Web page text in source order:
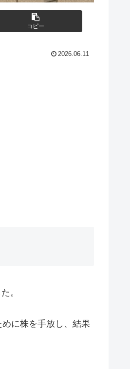
コピー
2026.06.11
。
に株を手放し、結果